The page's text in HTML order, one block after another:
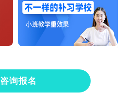
咨询报名